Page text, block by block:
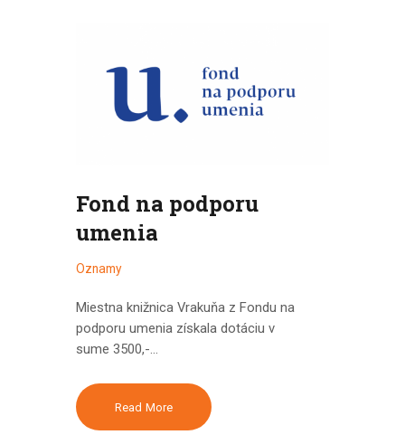
Fond na podporu
umenia
Oznamy
Miestna knižnica Vrakuňa z Fondu na
podporu umenia získala dotáciu v
sume 3500,-…
Read More